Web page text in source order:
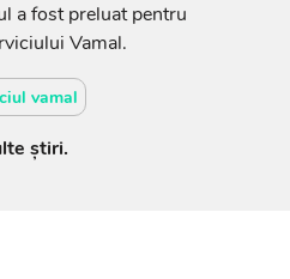
a fost preluat pentru
Vamal.
vamal
știri.